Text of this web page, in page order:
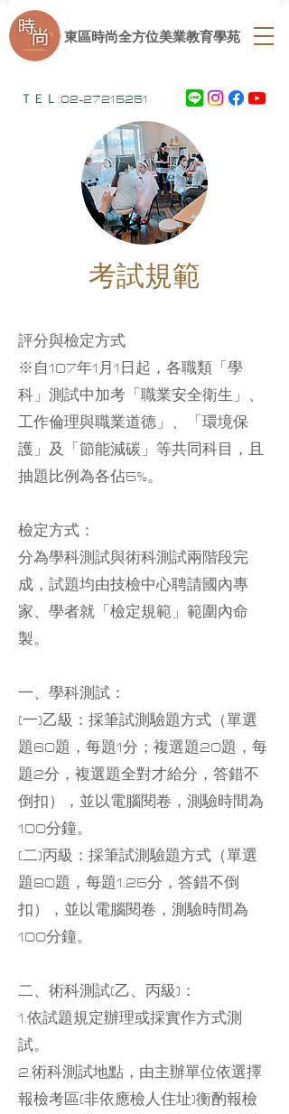
ＴＥＬ:02-27215251
​東區時尚全方位美業教育學苑
​考試規範
評分與檢定方式
※自107年1月1日起，各職類「學
科」測試中加考「職業安全衛生」、
工作倫理與職業道德」、「環境保
護」及「節能減碳」等共同科目，且
抽題比例為各佔5%。
檢定方式：
分為學科測試與術科測試兩階段完
成，試題均由技檢中心聘請國內專
家、學者就「檢定規範」範圍內命
製。
一、學科測試：
(一)乙級：採筆試測驗題方式（單選
題60題，每題1分；複選題20題，每
題2分，複選題全對才給分，答錯不
倒扣），並以電腦閱卷，測驗時間為
100分鐘。
(二)丙級：採筆試測驗題方式（單選
題80題，每題1.25分，答錯不倒
扣），並以電腦閱卷，測驗時間為
100分鐘。
二、術科測試(乙、丙級)：
1.依試題規定辦理或採實作方式測
試。
2.術科測試地點，由主辦單位依選擇
報檢考區(非依應檢人住址)衡酌報檢